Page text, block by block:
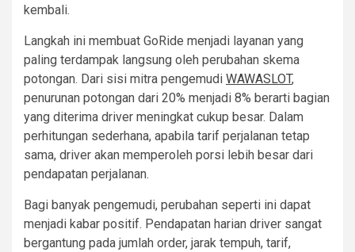
kembali.
Langkah ini membuat GoRide menjadi layanan yang
paling terdampak langsung oleh perubahan skema
potongan. Dari sisi mitra pengemudi WAWASLOT,
penurunan potongan dari 20% menjadi 8% berarti bagian
yang diterima driver meningkat cukup besar. Dalam
perhitungan sederhana, apabila tarif perjalanan tetap
sama, driver akan memperoleh porsi lebih besar dari
pendapatan perjalanan.
Bagi banyak pengemudi, perubahan seperti ini dapat
menjadi kabar positif. Pendapatan harian driver sangat
bergantung pada jumlah order, jarak tempuh, tarif,